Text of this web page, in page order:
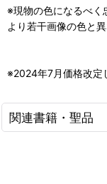
※現物の色になるべく
より若干画像の色と
※2024年7月価格改定
関連書籍・聖品